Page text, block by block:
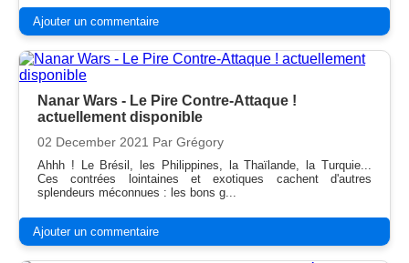
Ajouter un commentaire
Nanar Wars - Le Pire Contre-Attaque !
actuellement disponible
02 December 2021 Par Grégory
Ahhh ! Le Brésil, les Philippines, la Thaïlande, la Turquie...
Ces contrées lointaines et exotiques cachent d'autres
splendeurs méconnues : les bons g...
Ajouter un commentaire